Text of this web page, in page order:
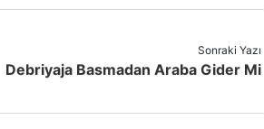
Sonraki Yazı
Debriyaja Basmadan Araba Gider Mi